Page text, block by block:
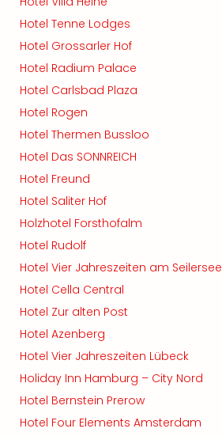
Hotel Tenne Lodges
Hotel Grossarler Hof
Hotel Radium Palace
Hotel Carlsbad Plaza
Hotel Rogen
Hotel Thermen Bussloo
Hotel Das SONNREICH
Hotel Freund
Hotel Saliter Hof
Holzhotel Forsthofalm
Hotel Rudolf
Hotel Vier Jahreszeiten am Seilersee
Hotel Cella Central
Hotel Zur alten Post
Hotel Azenberg
Hotel Vier Jahreszeiten Lübeck
Holiday Inn Hamburg – City Nord
Hotel Bernstein Prerow
Hotel Four Elements Amsterdam